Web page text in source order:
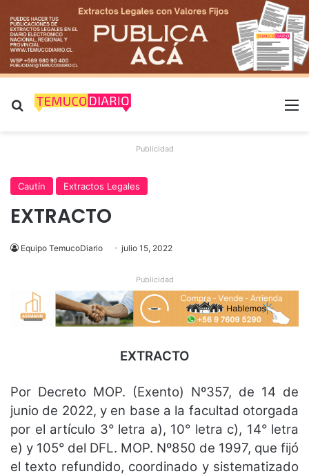
Buscar por
Publicidad
Cautín Extractos Legales
EXTRACTO
Equipo TemucoDiario julio 15, 2022
Publicidad
EXTRACTO
Por Decreto MOP. (Exento) Nº357, de 14 de
junio de 2022, y en base a la facultad otorgada
por el artículo 3° letra a), 10° letra c), 14° letra
e) y 105° del DFL. MOP. Nº850 de 1997, que fijó
el texto refundido, coordinado y sistematizado